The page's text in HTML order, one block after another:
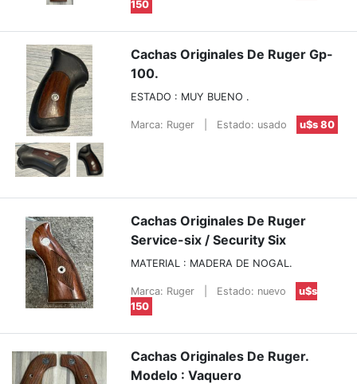
150
Cachas Originales De Ruger Gp-
100.
ESTADO : MUY BUENO .
Marca: Ruger Estado: usado u$s 80
Cachas Originales De Ruger
Service-six / Security Six
MATERIAL : MADERA DE NOGAL.
Marca: Ruger Estado: nuevo
u$s
150
Cachas Originales De Ruger.
Modelo : Vaquero